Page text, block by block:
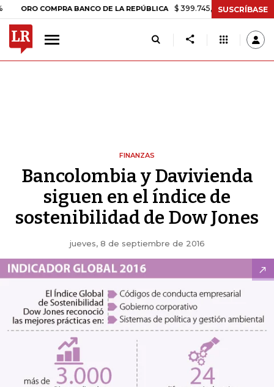
COMPRA BANCO DE LA REPÚBLICA $ 399.745,16 +$ 2.295,71 +0,58%
SUSCRÍBASE
FINANZAS
Bancolombia y Davivienda
siguen en el índice de
sostenibilidad de Dow Jones
jueves, 8 de septiembre de 2016